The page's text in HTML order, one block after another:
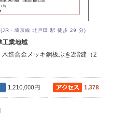
(JR・埼京線 北戸田 駅 徒歩 29 分)
工業地域
造合金メッキ鋼板ぶき2階建（2
1,210,000円 1,378